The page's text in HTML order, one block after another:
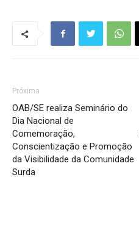
Próxima
OAB/SE realiza Seminário do
Dia Nacional de
Comemoração,
Conscientização e Promoção
da Visibilidade da Comunidade
Surda